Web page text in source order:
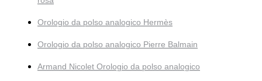
Orologio da polso analogico Hermès
Orologio da polso analogico Pierre Balmain
Armand Nicolet Orologio da polso analogico